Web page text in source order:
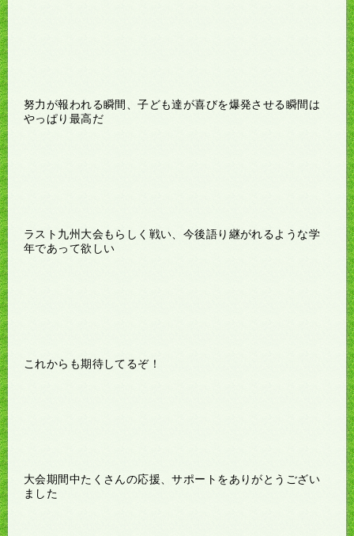
努力が報われる瞬間、子ども達が喜びを爆発させる瞬間は
やっぱり最高だ
ラスト九州大会もらしく戦い、今後語り継がれるような学
年であって欲しい
これからも期待してるぞ！
大会期間中たくさんの応援、サポートをありがとうござい
ました